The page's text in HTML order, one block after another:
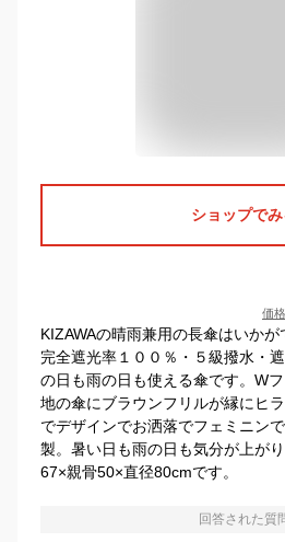
ショップでみ
価
KIZAWAの晴雨兼用の長傘はいか
完全遮光率１００％・５級撥水・
の日も雨の日も使える傘です。W
地の傘にブラウンフリルが縁にヒ
でデザインでお洒落でフェミニン
製。暑い日も雨の日も気分が上が
67×親骨50×直径80cmです。
回答された質